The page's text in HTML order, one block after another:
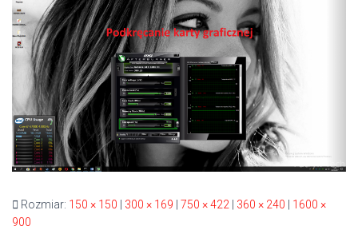
Rozmiar: 150 × 150 300 × 169 750 × 422 360 × 240
1600 ×
900